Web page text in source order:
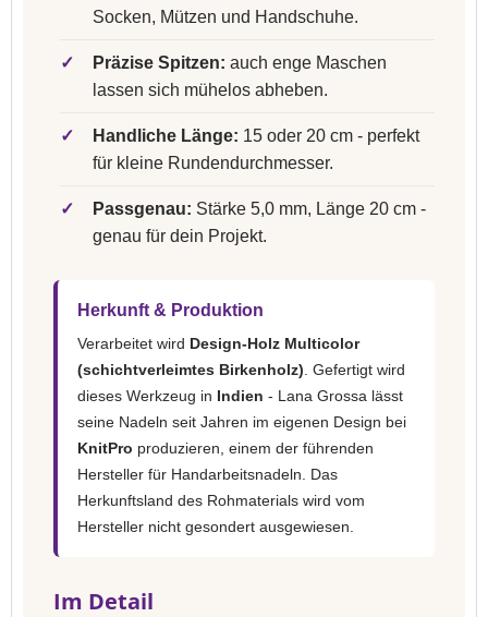
Socken, Mützen und Handschuhe.
✓ Präzise Spitzen: auch enge Maschen
lassen sich mühelos abheben.
✓ Handliche Länge: 15 oder 20 cm - perfekt
für kleine Rundendurchmesser.
✓ Passgenau: Stärke 5,0 mm, Länge 20 cm -
genau für dein Projekt.
Herkunft & Produktion
Verarbeitet wird Design-Holz Multicolor
(schichtverleimtes Birkenholz) . Gefertigt wird
dieses Werkzeug in Indien - Lana Grossa lässt
seine Nadeln seit Jahren im eigenen Design bei
KnitPro produzieren, einem der führenden
Hersteller für Handarbeitsnadeln. Das
Herkunftsland des Rohmaterials wird vom
Hersteller nicht gesondert ausgewiesen.
Im Detail